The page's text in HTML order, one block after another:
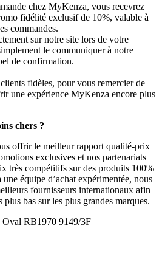
chez MyKenza, vous recevrez
fidélité exclusif de 10%, valable à
commandes.
sur notre site lors de votre
le communiquer à notre
de confirmation.
fidèles, pour vous remercier de
une expérience MyKenza encore plus
chers ?
offrir le meilleur rapport qualité-prix
exclusives et nos partenariats
très compétitifs sur des produits 100%
équipe d’achat expérimentée, nous
fournisseurs internationaux afin
bas sur les plus grandes marques.
RB1970 9149/3F